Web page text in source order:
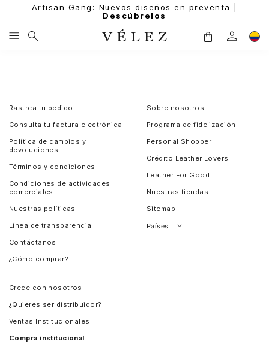
Artisan Gang: Nuevos diseños en preventa |
Descúbrelos
Rastrea tu pedido
Consulta tu factura electrónica
Política de cambios y
devoluciones
Términos y condiciones
Condiciones de actividades
comerciales
Nuestras políticas
Línea de transparencia
Contáctanos
¿Cómo comprar?
Sobre nosotros
Programa de fidelización
Personal Shopper
Crédito Leather Lovers
Leather For Good
Nuestras tiendas
Sitemap
Países
Crece con nosotros
¿Quieres ser distribuidor?
Ventas Institucionales
Compra institucional